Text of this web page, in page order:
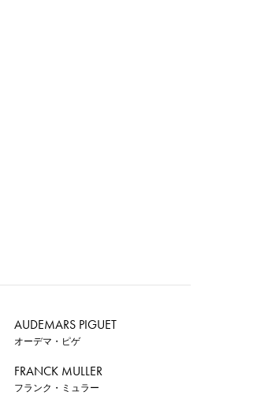
AUDEMARS PIGUET
オーデマ・ピゲ
FRANCK MULLER
フランク・ミュラー